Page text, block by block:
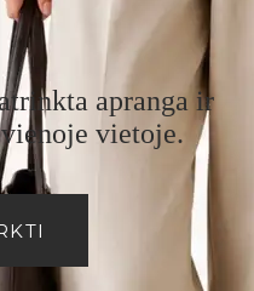
apranga ir
vietoje.